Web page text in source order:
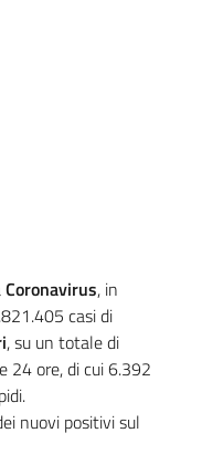
Coronavirus, in
casi di
, su un totale di
24 ore, di cui 6.392
nuovi positivi sul